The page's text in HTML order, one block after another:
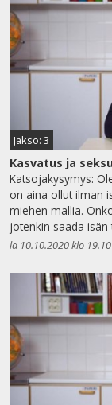
Jakso: 3
Kasvatus ja
Katsojakysymys:
on aina ollut ilman
miehen mallia.
jotenkin saada
la 10.10.2020 klo 19.10